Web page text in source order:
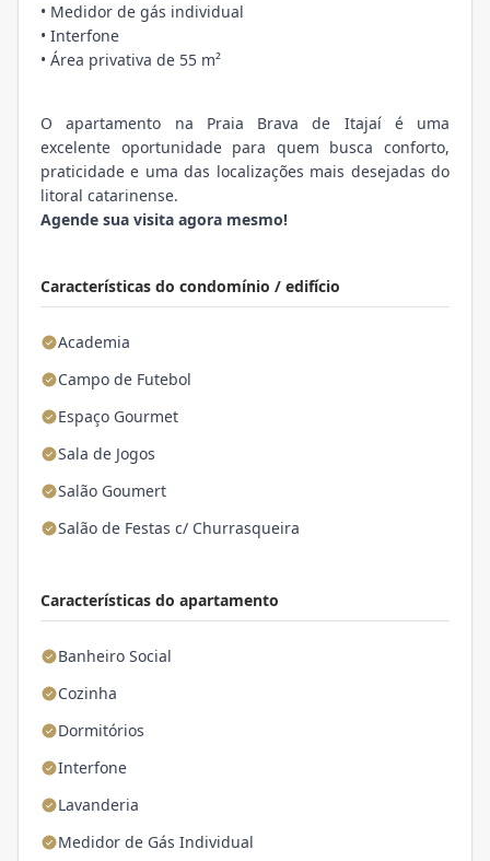
Características do condomínio / edifício
Academia
Campo de Futebol
Espaço Gourmet
Sala de Jogos
Salão Goumert
Salão de Festas c/ Churrasqueira
Características do apartamento
Banheiro Social
Cozinha
Dormitórios
Interfone
Lavanderia
Medidor de Gás Individual
• Medidor de gás individual
• Interfone
• Área privativa de 55 m²
O apartamento na Praia Brava de Itajaí é uma
excelente oportunidade para quem busca conforto,
praticidade e uma das localizações mais desejadas do
litoral catarinense.
Agende sua visita agora mesmo!